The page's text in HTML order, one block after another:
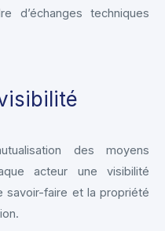
d’échanges techniques
des moyens
acteur une visibilité
savoir-faire et la propriété